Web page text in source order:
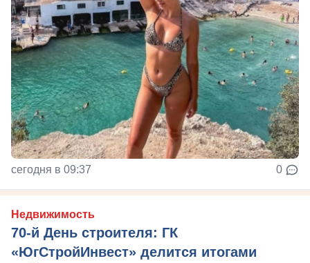
сегодня в 09:37 0
Недвижимость
70-й День строителя: ГК
«ЮгСтройИнвест» делится итогами